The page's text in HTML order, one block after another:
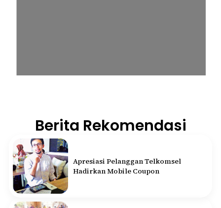
Berita Rekomendasi
Apresiasi Pelanggan Telkomsel
Hadirkan Mobile Coupon